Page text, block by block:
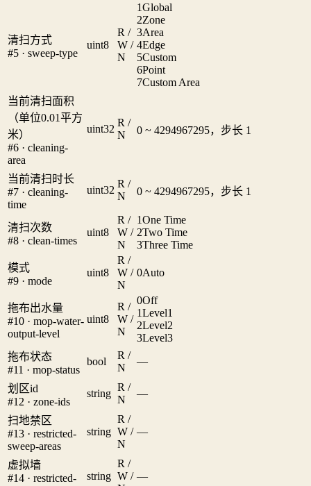
清扫方式
#5 · sweep-type
uint8
R /
W /
N
1Global
2Zone
3Area
4Edge
5Custom
6Point
7Custom Area
当前清扫面积
（单位0.01平方
米）
#6 · cleaning-
area
uint32
R /
N
0 ~ 4294967295，步长 1
当前清扫时长
#7 · cleaning-
time
uint32
R /
N
0 ~ 4294967295，步长 1
清扫次数
#8 · clean-times
uint8
R /
W /
N
1One Time
2Two Time
3Three Time
模式
#9 · mode
uint8
R /
W /
N
0Auto
拖布出水量
#10 · mop-water-
output-level
uint8
R /
W /
N
0Off
1Level1
2Level2
3Level3
拖布状态
#11 · mop-status
bool
R /
N
—
划区id
#12 · zone-ids
string
R /
N
—
扫地禁区
#13 · restricted-
sweep-areas
string
R /
W /
N
—
虚拟墙
#14 · restricted-
string
R /
W / —